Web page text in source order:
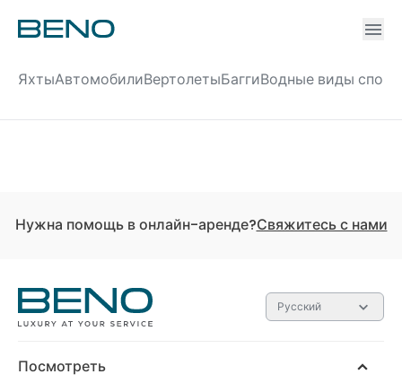
ЯхтыАвтомобилиВертолетыБаггиВодные виды
Нужна помощь в онлайн-аренде?Свяжитесь с нами
Русский
Посмотреть